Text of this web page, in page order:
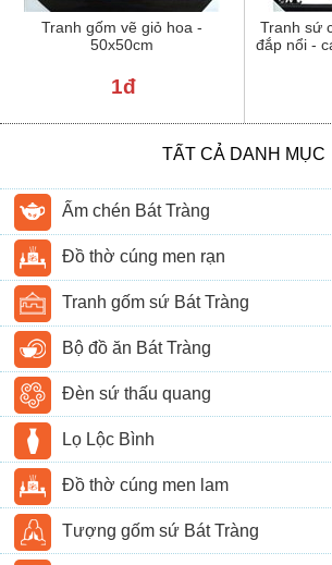
Tranh gốm vẽ giỏ hoa -
50x50cm
1đ
Tranh sứ
đắp nổi -
TẤT CẢ DANH MỤC
Ấm chén Bát Tràng
Đồ thờ cúng men rạn
Tranh gốm sứ Bát Tràng
Bộ đồ ăn Bát Tràng
Đèn sứ thấu quang
Lọ Lộc Bình
Đồ thờ cúng men lam
Tượng gốm sứ Bát Tràng